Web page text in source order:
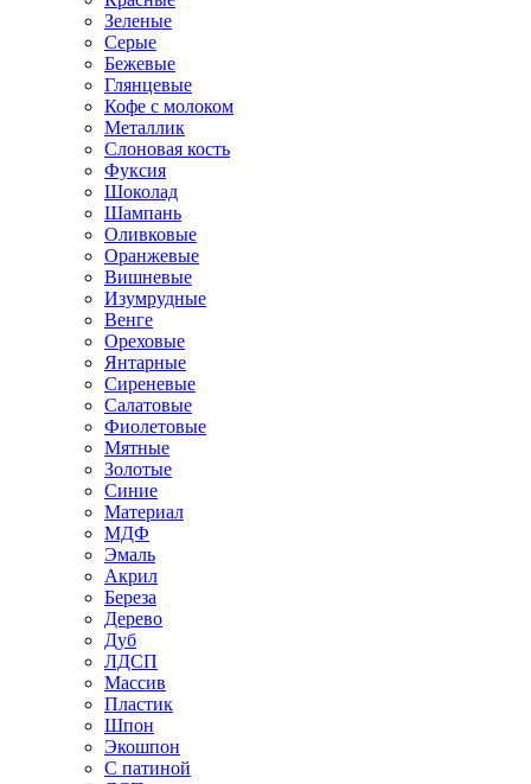
Зеленые
Серые
Бежевые
Глянцевые
Кофе с молоком
Металлик
Слоновая кость
Фуксия
Шоколад
Шампань
Оливковые
Оранжевые
Вишневые
Изумрудные
Венге
Ореховые
Янтарные
Сиреневые
Салатовые
Фиолетовые
Мятные
Золотые
Синие
Материал
МДФ
Эмаль
Акрил
Береза
Дерево
Дуб
ЛДСП
Массив
Пластик
Шпон
Экошпон
С патиной